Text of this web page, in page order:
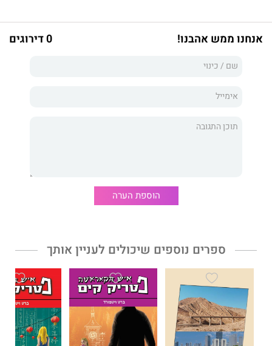
המחסל
אנחנו ממש אהבנו! 0 דירוגים
הוספת הערה
ספרים נוספים שיכולים לעניין אותך